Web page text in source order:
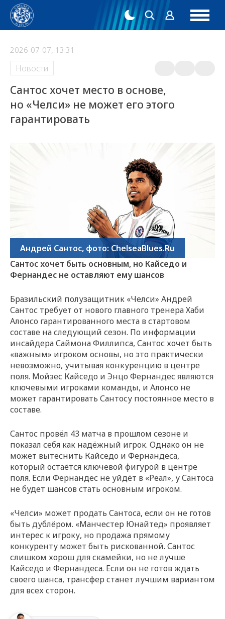
2026-07-07, 13:31
Новости
Сантос хочет место в основе,
но «Челси» не может его этого
гарантировать
Андрей Сантос, фото: ChelseaBlues.Ru
Сантос хочет быть основным, но Кайседо и
Фернандес не оставляют ему шансов
Бразильский полузащитник «Челси» Андрей
Сантос требует от нового главного тренера Хаби
Алонсо гарантированного места в стартовом
составе на следующий сезон. По информации
инсайдера Саймона Филлипса, Сантос хочет быть
«важным» игроком основы, но это практически
невозможно, учитывая конкуренцию в центре
поля. Мойзес Кайседо и Энцо Фернандес являются
ключевыми игроками команды, и Алонсо не
может гарантировать Сантосу постоянное место в
составе.
Сантос провёл 43 матча в прошлом сезоне и
показал себя как надёжный игрок. Однако он не
может вытеснить Кайседо и Фернандеса,
который остаётся ключевой фигурой в центре
поля. Если Фернандес не уйдёт в «Реал», у Сантоса
не будет шансов стать основным игроком.
«Челси» может продать Сантоса, если он не готов
быть дублёром. «Манчестер Юнайтед» проявляет
интерес к игроку, но продажа прямому
конкуренту может быть рискованной. Сантос
слишком хорош для скамейки, но не лучше
Кайседо и Фернандеса. Если он не готов ждать
своего шанса, трансфер станет лучшим вариантом
для всех сторон.